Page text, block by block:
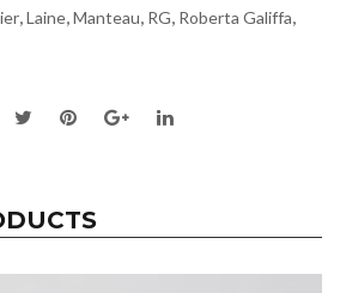
,Laine,Manteau, RG, Roberta Galiffa,